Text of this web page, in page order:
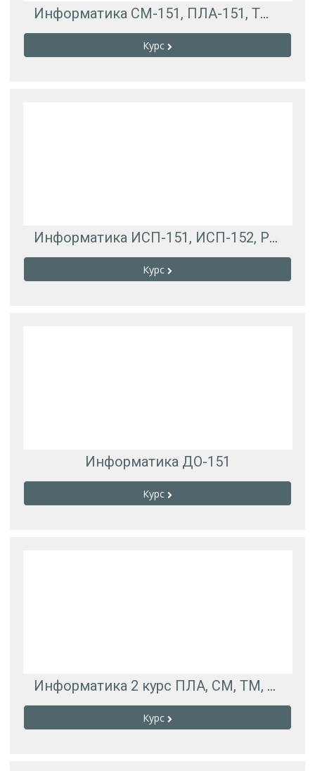
Информатика СМ-151, ПЛА-151, ТМ-151, ТМ-152
Курс
Информатика ИСП-151, ИСП-152, РЭУ-151, КСК-151
Курс
Информатика ДО-151
Курс
Информатика 2 курс ПЛА, СМ, ТМ, ОНС, ККМ
Курс